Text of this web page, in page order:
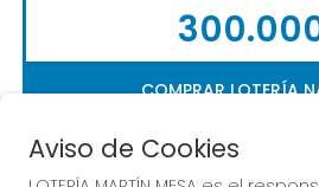
COMPRAR LOTERÍA
Aviso de Cookies